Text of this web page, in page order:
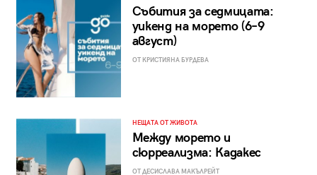
Събития за седмицата:
уикенд на морето (6–9
август)
ОТ КРИСТИЯНА БУРДЕВА
НЕЩАТА ОТ ЖИВОТА
Между морето и
сюрреализма: Кадакес
ОТ ДЕСИСЛАВА МАКЪЛРЕЙТ